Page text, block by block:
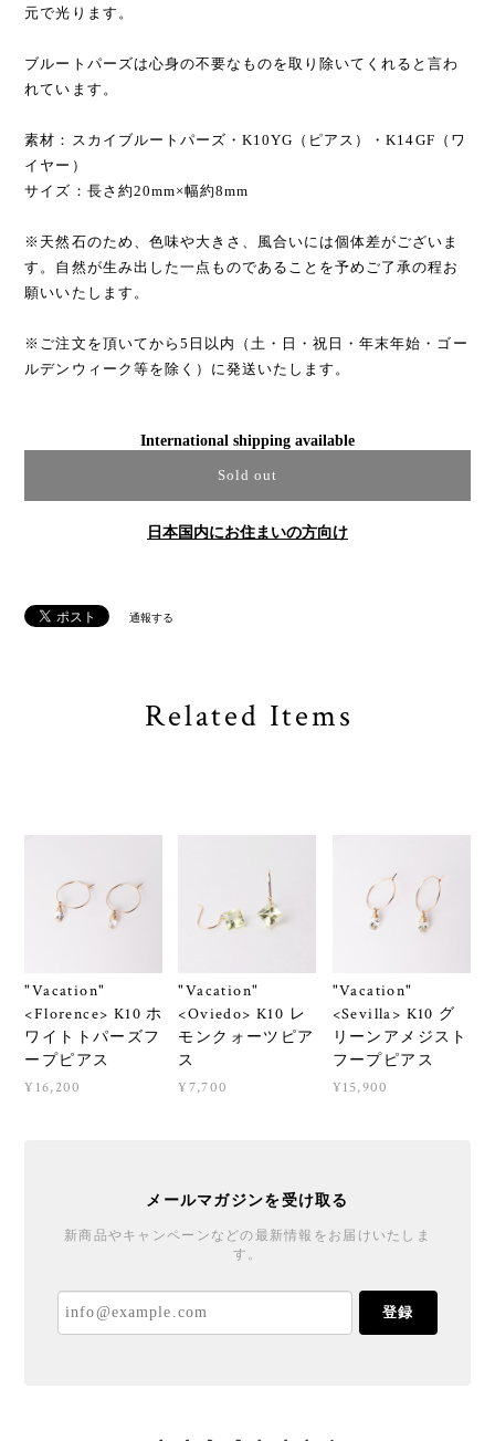
元で光ります。
ブルートパーズは心身の不要なものを取り除いてくれると言わ
れています。
素材：スカイブルートパーズ・K10YG（ピアス）・K14GF（ワ
イヤー）
サイズ：長さ約20mm×幅約8mm
※天然石のため、色味や大きさ、風合いには個体差がございま
す。自然が生み出した一点ものであることを予めご了承の程お
願いいたします。
※ご注文を頂いてから5日以内（土・日・祝日・年末年始・ゴー
ルデンウィーク等を除く）に発送いたします。
International shipping available
Sold out
日本国内にお住まいの方向け
通報する
Related Items
"Vacation"
<Florence> K10 ホ
ワイトトパーズフ
ープピアス
¥16,200
"Vacation"
<Oviedo> K10 レ
モンクォーツピア
ス
¥7,700
"Vacation"
<Sevilla> K10 グ
リーンアメジスト
フープピアス
¥15,900
メールマガジンを受け取る
新商品やキャンペーンなどの最新情報をお届けいたしま
す。
登録